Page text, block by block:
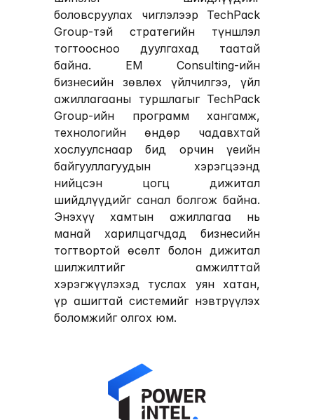
боловсруулах чиглэлээр TechPack
Group-тэй стратегийн түншлэл
тогтоосноо дуулгахад таатай
байна. EM Consulting-ийн
бизнесийн зөвлөх үйлчилгээ, үйл
ажиллагааны туршлагыг TechPack
Group-ийн программ хангамж,
технологийн өндөр чадавхтай
хослуулснаар бид орчин үеийн
байгууллагуудын хэрэгцээнд
нийцсэн цогц дижитал
шийдлүүдийг санал болгож байна.
Энэхүү хамтын ажиллагаа нь
манай харилцагчдад бизнесийн
тогтвортой өсөлт болон дижитал
шилжилтийг амжилттай
хэрэгжүүлэхэд туслах уян хатан,
үр ашигтай системийг нэвтрүүлэх
боломжийг олгох юм.